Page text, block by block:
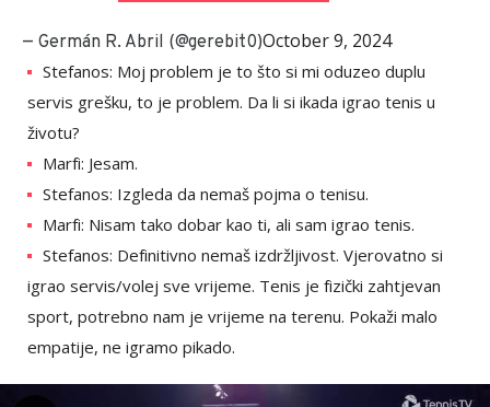
— Germán R. Abril (@gerebit0)October 9, 2024
Stefanos: Moj problem je to što si mi oduzeo duplu
servis grešku, to je problem. Da li si ikada igrao tenis u
životu?
Marfi: Jesam.
Stefanos: Izgleda da nemaš pojma o tenisu.
Marfi: Nisam tako dobar kao ti, ali sam igrao tenis.
Stefanos: Definitivno nemaš izdržljivost. Vjerovatno si
igrao servis/volej sve vrijeme. Tenis je fizički zahtjevan
sport, potrebno nam je vrijeme na terenu. Pokaži malo
empatije, ne igramo pikado.